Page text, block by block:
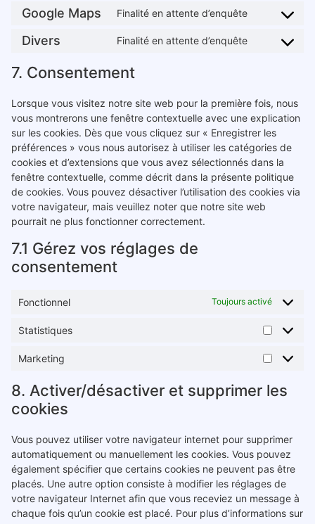
Google Maps Finalité en attente d’enquête
Divers Finalité en attente d’enquête
7. Consentement
Lorsque vous visitez notre site web pour la première fois, nous
vous montrerons une fenêtre contextuelle avec une explication
sur les cookies. Dès que vous cliquez sur « Enregistrer les
préférences » vous nous autorisez à utiliser les catégories de
cookies et d’extensions que vous avez sélectionnés dans la
fenêtre contextuelle, comme décrit dans la présente politique
de cookies. Vous pouvez désactiver l’utilisation des cookies via
votre navigateur, mais veuillez noter que notre site web
pourrait ne plus fonctionner correctement.
7.1 Gérez vos réglages de
consentement
Fonctionnel Toujours activé
Statistiques
Marketing
8. Activer/désactiver et supprimer les
cookies
Vous pouvez utiliser votre navigateur internet pour supprimer
automatiquement ou manuellement les cookies. Vous pouvez
également spécifier que certains cookies ne peuvent pas être
placés. Une autre option consiste à modifier les réglages de
votre navigateur Internet afin que vous receviez un message à
chaque fois qu’un cookie est placé. Pour plus d’informations sur